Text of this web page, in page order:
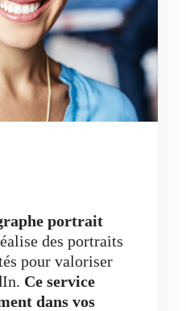
portrait
des portraits
pour valoriser
Ce service
dans vos